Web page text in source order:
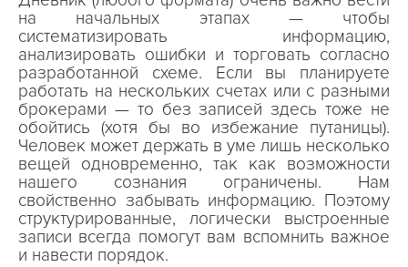
на начальных этапах — чтобы
систематизировать информацию,
анализировать ошибки и торговать согласно
разработанной схеме. Если вы планируете
работать на нескольких счетах или с разными
брокерами — то без записей здесь тоже не
обойтись (хотя бы во избежание путаницы).
Человек может держать в уме лишь несколько
вещей одновременно, так как возможности
нашего сознания ограничены. Нам
свойственно забывать информацию. Поэтому
структурированные, логически выстроенные
записи всегда помогут вам вспомнить важное
и навести порядок.